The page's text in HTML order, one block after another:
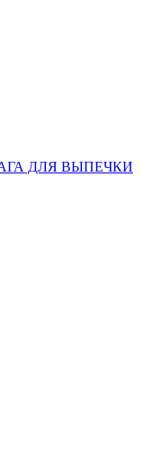
ДЛЯ ВЫПЕЧКИ